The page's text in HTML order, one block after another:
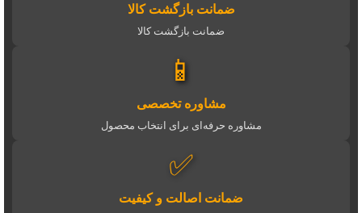
ضمانت بازگشت کالا
ضمانت بازگشت کالا
📱
مشاوره تخصصی
مشاوره حرفه‌ای برای انتخاب محصول
✅
ضمانت اصالت و کیفیت